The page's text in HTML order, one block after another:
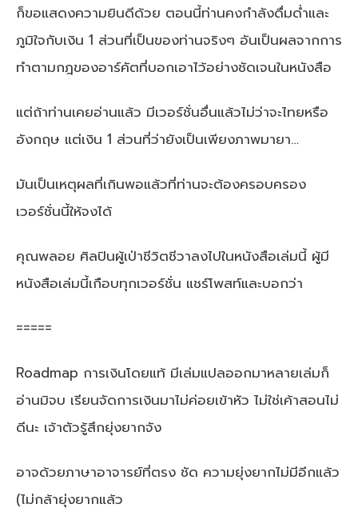
ก็ขอแสดงความยินดีด้วย ตอนนี้ท่านคงกำลังดื่มด่ำและ
ภูมิใจกับเงิน 1 ส่วนที่เป็นของท่านจริงๆ อันเป็นผลจากการ
ทำตามกฎของอาร์คัตที่บอกเอาไว้อย่างชัดเจนในหนังสือ
แต่ถ้าท่านเคยอ่านแล้ว มีเวอร์ชั่นอื่นแล้วไม่ว่าจะไทยหรือ
อังกฤษ แต่เงิน 1 ส่วนที่ว่ายังเป็นเพียงภาพมายา…
มันเป็นเหตุผลที่เกินพอแล้วที่ท่านจะต้องครอบครอง
เวอร์ชั่นนี้ให้จงได้
คุณพลอย ศิลปินผู้เป่าชีวิตชีวาลงไปในหนังสือเล่มนี้ ผู้มี
หนังสือเล่มนี้เกือบทุกเวอร์ชั่น แชร์โพสท์และบอกว่า
=====
Roadmap การเงินโดยแท้ มีเล่มแปลออกมาหลายเล่มก็
อ่านมิจบ เรียนจัดการเงินมาไม่ค่อยเข้าหัว ไม่ใช่เค้าสอนไม่
ดีนะ เจ้าตัวรู้สึกยุ่งยากจัง
อาจด้วยภาษาอาจารย์ที่ตรง ชัด ความยุ่งยากไม่มีอีกแล้ว
(ไม่กล้ายุ่งยากแล้ว